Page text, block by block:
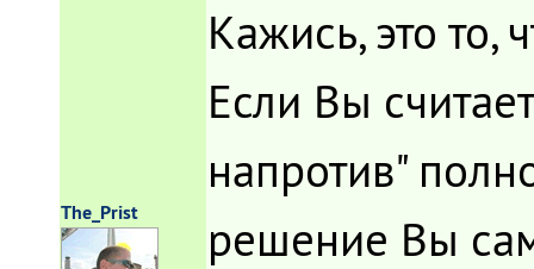
The_Prist
Кажись, это то,
Если Вы
напротив"
решение Вы